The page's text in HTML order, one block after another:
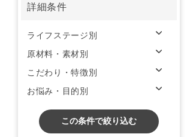
詳細条件
ライフステージ別
原材料・素材別
こだわり・特徴別
お悩み・目的別
この条件で絞り込む